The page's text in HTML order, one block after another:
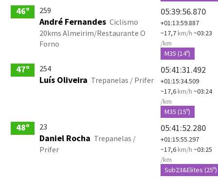
46º 259
André Fernandes Ciclismo
20kms Almeirim/Restaurante O
Forno
05:39:56.870
+01:13:59.887
~17,7km/h ~03:23
/km
M35 (14º)
47º 254
Luís Oliveira Trepanelas / Prifer
05:41:31.492
+01:15:34.509
~17,6km/h ~03:24
/km
M35 (15º)
48º 23
Daniel Rocha Trepanelas /
Prifer
05:41:52.280
+01:15:55.297
~17,6km/h ~03:25
/km
Sub23&Elites (25º)